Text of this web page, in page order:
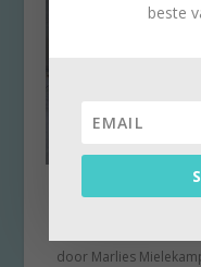
Lost
door Marlies
beste